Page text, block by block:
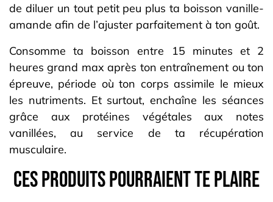
de diluer un tout petit peu plus ta boisson vanille-
amande afin de l’ajuster parfaitement à ton goût.
Consomme ta boisson entre 15 minutes et 2
heures grand max après ton entraînement ou ton
épreuve, période où ton corps assimile le mieux
les nutriments. Et surtout, enchaîne les séances
grâce aux protéines végétales aux notes
vanillées, au service de ta récupération
musculaire.
Ces produits pourraient te plaire